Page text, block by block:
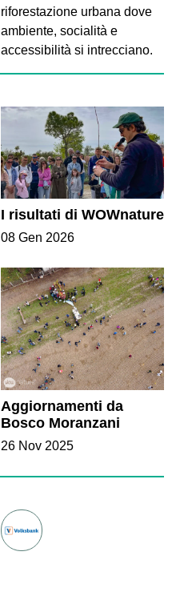
riforestazione urbana dove
ambiente, socialità e
accessibilità si intrecciano.
I risultati di WOWnature
08 Gen 2026
Aggiornamenti da
Bosco Moranzani
26 Nov 2025